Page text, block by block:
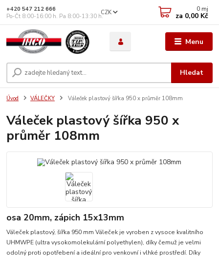
Menu
CZK
Hledat
+420 547 212 666
Po-Čt 8:00-16:00 h. Pa 8:00-13:30 h.
0 mj
za 0,00 Kč
Úvod VÁLEČKY Váleček plastový šířka 950 x průměr 108mm
Váleček plastový šířka 950 x
průměr 108mm
osa 20mm, zápich 15x13mm
Váleček plastový, šířka 950 mm Váleček je vyroben z vysoce kvalitního
UHMWPE (ultra vysokomolekulární polyethylen), díky čemuž je velmi
odolný proti opotřebení a ideální pro venkovní i vlhké prostředí. Díky